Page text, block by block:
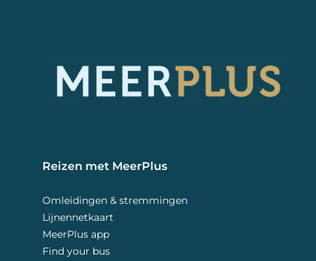
Reizen met MeerPlus
Omleidingen & stremmingen
Lijnennetkaart
MeerPlus app
Find your bus